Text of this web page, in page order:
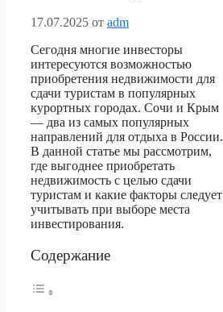
17.07.2025 от adm
Сегодня многие инвесторы
интересуются возможностью
приобретения недвижимости для
сдачи туристам в популярных
курортных городах. Сочи и Крым
— два из самых популярных
направлений для отдыха в России.
В данной статье мы рассмотрим,
где выгоднее приобретать
недвижимость с целью сдачи
туристам и какие факторы следует
учитывать при выборе места
инвестирования.
Содержание